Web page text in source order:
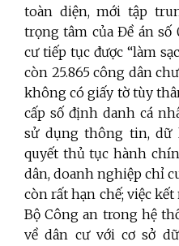
toàn diện, mới tập
trọng tâm của Đề án số
cư tiếp tục được “làm
còn 25.865 công dân
không có giấy tờ tùy
cấp số định danh cá
sử dụng thông tin, dữ
quyết thủ tục hành
dân, doanh nghiệp chỉ
còn rất hạn chế; việc kết
Bộ Công an trong hệ
về dân cư với cơ sở